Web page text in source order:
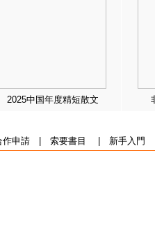
2025中国年度精短散文
作申請| 索要書目 新手入門